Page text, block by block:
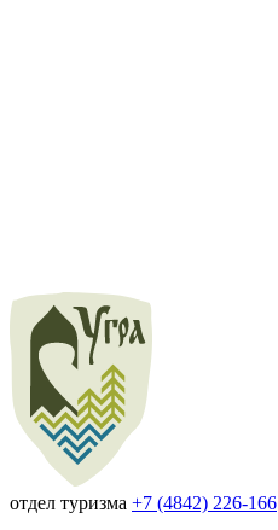
отдел туризма +7 (4842) 226-166